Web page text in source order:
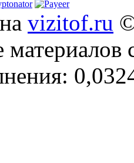
vizitof.ru